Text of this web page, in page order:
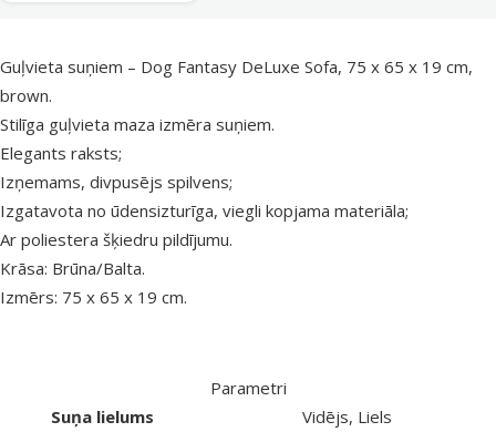
superzoo.product.detail.content
Guļvieta suņiem – Dog Fantasy DeLuxe Sofa, 75 x 65 x 19 cm,
brown.
Stilīga guļvieta maza izmēra suņiem.
Elegants raksts;
Izņemams, divpusējs spilvens;
Izgatavota no ūdensizturīga, viegli kopjama materiāla;
Ar poliestera šķiedru pildījumu.
Krāsa: Brūna/Balta.
Izmērs: 75 x 65 x 19 cm.
Parametri
Suņa lielums
Vidējs, Liels